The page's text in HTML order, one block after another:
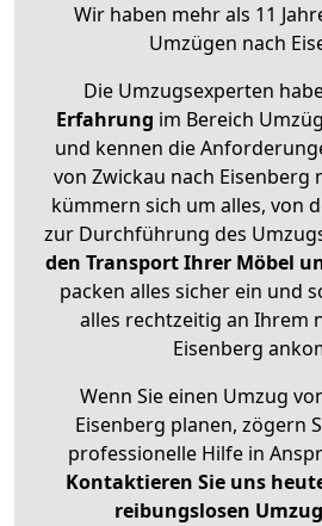
Wir haben mehr als 11
Umzügen nach
Die Umzugsexperten
Erfahrung im Bereich
und kennen die
von Zwickau nach Eisenberg
kümmern sich um alles, von
zur Durchführung des
den Transport Ihrer Möbel
packen alles sicher ein und
alles rechtzeitig an Ihrem
Eisenberg
Wenn Sie einen Umzug
Eisenberg planen, zögern
professionelle Hilfe in
Kontaktieren Sie uns
reibungslosen Umzug